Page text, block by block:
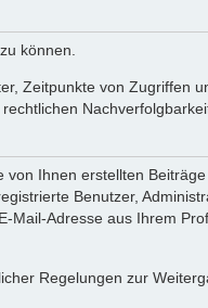
können.
Zeitpunkte von Zugriffen
von Ihnen erstellten
Benutzer,
Mail-Adresse aus Ihrem
Regelungen zur